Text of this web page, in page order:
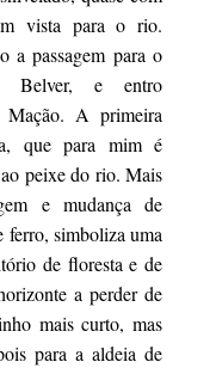
vista para o rio.
a passagem para o
Belver, e entro
Mação. A primeira
que para mim é
peixe do rio. Mais
e mudança de
ferro, simboliza uma
de floresta e de
a perder de
mais curto, mas
para a aldeia de